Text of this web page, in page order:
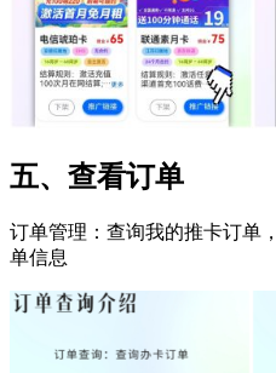
五、查看订单
订单管理：查询我的推卡订单
单信息